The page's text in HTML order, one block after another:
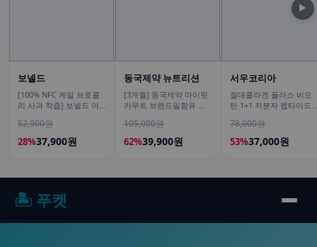
보넬드
[100% NFC 케일 브로콜
리 사과 착즙] 보넬드 아
개
52,900원
28%37,900원
동국제약 뉴트리션
[3개월] 동국제약 마이핏
카무트 브랜드밀함유 효
치 30포, 3개
105,000원
62%39,900원
서우코리아
절대콜라겐 플러스 비오
틴 1+1 저분자 펩타이드
120g
78,000원
53%37,000원
▶
🏝️ 푸켓